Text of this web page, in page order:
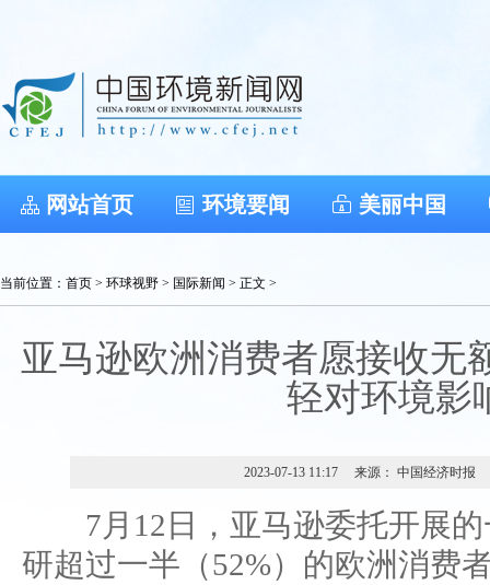
网站首页 环境要闻 美丽中国
当前位置： 首页 > 环球视野 > 国际新闻 > 正文 >
亚马逊欧洲消费者愿接收无
轻对环境影
2023-07-13 11:17 来源： 中国经济时报
7月12日，亚马逊委托开展的
研超过一半（52%）的欧洲消费